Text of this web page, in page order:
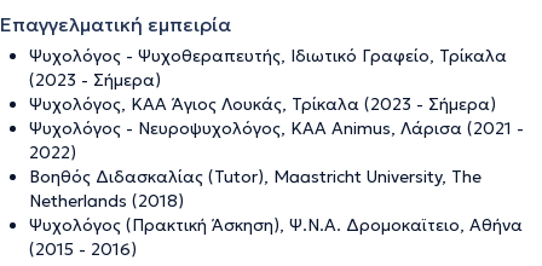
Επαγγελματική εμπειρία
Ψυχολόγος - Ψυχοθεραπευτής, Ιδιωτικό Γραφείο, Τρίκαλα
(2023 - Σήμερα)
Ψυχολόγος, ΚΑΑ Άγιος Λουκάς, Τρίκαλα (2023 - Σήμερα)
Ψυχολόγος - Νευροψυχολόγος, KAA Animus, Λάρισα (2021 -
2022)
Βοηθός Διδασκαλίας (Tutor), Maastricht University, The
Netherlands (2018)
Ψυχολόγος (Πρακτική Άσκηση), Ψ.Ν.Α. Δρομοκαϊτειο, Αθήνα
(2015 - 2016)